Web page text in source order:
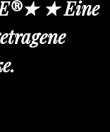
★ Eine